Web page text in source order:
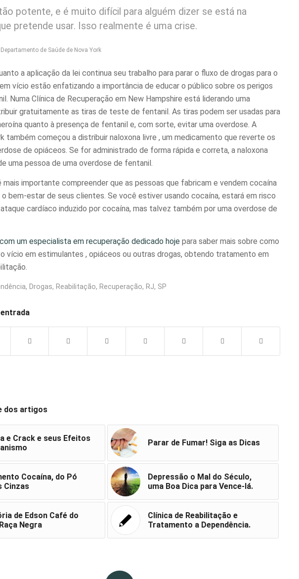
potente, e é muito difícil para alguém dizer se está na
pretende usar. Isso realmente é uma crise.
de Saúde de Nova York
a aplicação da lei continua seu trabalho para parar o fluxo de drogas para o
vício estão enfatizando a importância de educar o público sobre os perigos
Numa Clínica de Recuperação em New Hampshire está liderando uma
gratuitamente as tiras de teste de fentanil. As tiras podem ser usadas para
quanto à presença de fentanil e, com sorte, evitar uma overdose. A
também começou a distribuir naloxona livre , um medicamento que reverte os
de opiáceos. Se for administrado de forma rápida e correta, a naloxona
uma pessoa de uma overdose de fentanil.
mais importante compreender que as pessoas que fabricam e vendem cocaína
bem-estar de seus clientes. Se você estiver usando cocaína, estará em risco
cardíaco induzido por cocaína, mas talvez também por uma overdose de
um especialista em recuperação dedicado hoje para saber mais sobre como
vício em estimulantes , opiáceos ou outras drogas, obtendo tratamento em
, Drogas, Reabilitação, Recuperação, RJ, SP
dos artigos
e Crack e seus Efeitos
Parar de Fumar! Siga as Dicas
Cocaína, do Pó
Cinzas
Depressão o Mal do Século,
uma Boa Dica para Vence-lá.
de Edson Café do
Negra
Clínica de Reabilitação e
Tratamento a Dependência.